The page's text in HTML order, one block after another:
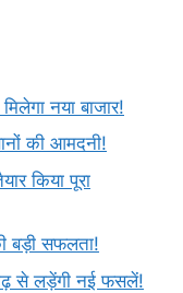
नया बाजार!
की आमदनी!
किया पूरा
बड़ी सफलता!
से लड़ेंगी नई फसलें!